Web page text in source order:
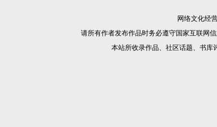
网络文化经
请所有作者发布作品时务必遵守国家互联网
本站所收录作品、社区话题、书库